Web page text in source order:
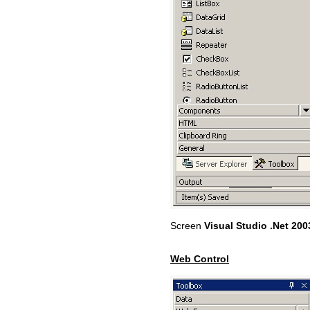
Screen Visual Studio .Net
Web Control